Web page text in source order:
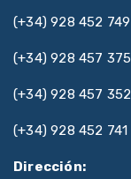
(+34) 928 452 749
(+34) 928 457 375
(+34) 928 457 352
(+34) 928 452 741
Dirección: